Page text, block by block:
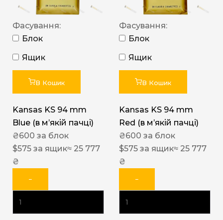
Фасування:
Блок
Ящик
В Кошик
Kansas KS 94 mm
Blue (в мʼякій пачці)
₴600 за блок
$575 за ящик≈ 25 777
₴
−
Фасування:
Блок
Ящик
В Кошик
Kansas KS 94 mm
Red (в мʼякій пачці)
₴600 за блок
$575 за ящик≈ 25 777
₴
−